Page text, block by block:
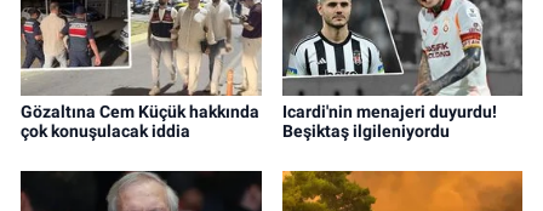
Gözaltına Cem Küçük hakkında
çok konuşulacak iddia
Icardi'nin menajeri duyurdu!
Beşiktaş ilgileniyordu